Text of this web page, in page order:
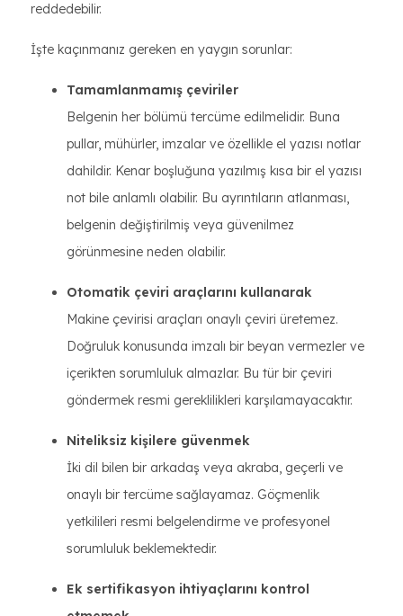
reddedebilir.
İşte kaçınmanız gereken en yaygın sorunlar:
Tamamlanmamış çeviriler
Belgenin her bölümü tercüme edilmelidir. Buna
pullar, mühürler, imzalar ve özellikle el yazısı notlar
dahildir. Kenar boşluğuna yazılmış kısa bir el yazısı
not bile anlamlı olabilir. Bu ayrıntıların atlanması,
belgenin değiştirilmiş veya güvenilmez
görünmesine neden olabilir.
Otomatik çeviri araçlarını kullanarak
Makine çevirisi araçları onaylı çeviri üretemez.
Doğruluk konusunda imzalı bir beyan vermezler ve
içerikten sorumluluk almazlar. Bu tür bir çeviri
göndermek resmi gereklilikleri karşılamayacaktır.
Niteliksiz kişilere güvenmek
İki dil bilen bir arkadaş veya akraba, geçerli ve
onaylı bir tercüme sağlayamaz. Göçmenlik
yetkilileri resmi belgelendirme ve profesyonel
sorumluluk beklemektedir.
Ek sertifikasyon ihtiyaçlarını kontrol